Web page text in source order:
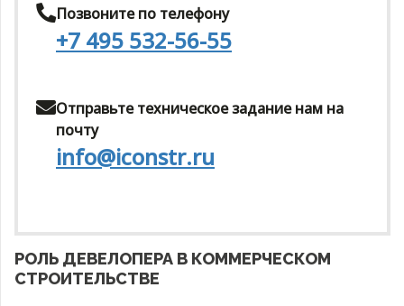
Позвоните по телефону
+7 495 532-56-55
Отправьте техническое задание нам на
почту
info@iconstr.ru
РОЛЬ ДЕВЕЛОПЕРА В КОММЕРЧЕСКОМ
СТРОИТЕЛЬСТВЕ